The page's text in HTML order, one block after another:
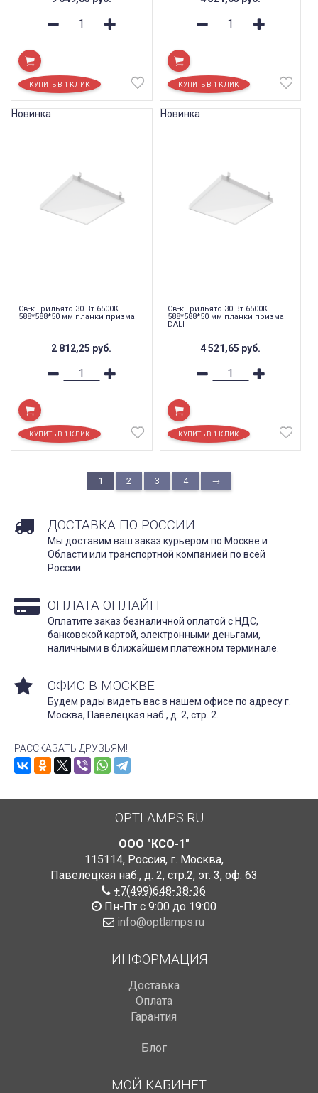
Св-к Грильято 30 Вт 6500К
588*588*50 мм планки призма
2 812,25 руб.
Новинка
Св-к Грильято 30 Вт 6500К
588*588*50 мм планки призма
DALI
4 521,65 руб.
Новинка
1 2 3 4 →
ДОСТАВКА ПО РОССИИ
Мы доставим ваш заказ курьером по Москве и
Области или транспортной компанией по всей
России.
ОПЛАТА ОНЛАЙН
Оплатите заказ безналичной оплатой с НДС,
банковской картой, электронными деньгами,
наличными в ближайшем платежном терминале.
ОФИС В МОСКВЕ
Будем рады видеть вас в нашем офисе по адресу г.
Москва, Павелецкая наб., д. 2, стр. 2.
РАССКАЗАТЬ ДРУЗЬЯМ!
OPTLAMPS.RU
ООО "КСО-1"
115114, Россия, г. Москва,
Павелецкая наб., д. 2, стр.2, эт. 3, оф. 63
+7(499)648-38-36
Пн-Пт с 9:00 до 19:00
info@optlamps.ru
ИНФОРМАЦИЯ
Доставка
Оплата
Гарантия
Блог
МОЙ КАБИНЕТ